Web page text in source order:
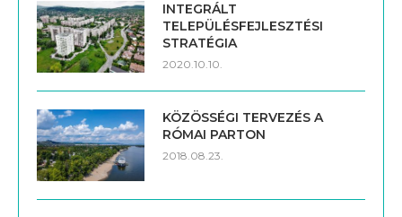
INTEGRÁLT
TELEPÜLÉSFEJLESZTÉSI
STRATÉGIA
2020.10.10.
KÖZÖSSÉGI TERVEZÉS A
RÓMAI PARTON
2018.08.23.